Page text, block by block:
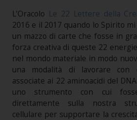
L’Oracolo Le 22 Lettere della
2016 e il 2017 quando lo Spirito
un mazzo di carte che fosse in
forza creativa di queste 22
nel mondo materiale in modo
una modalità di lavorare con
associate ai 22 aminoacidi del
uno strumento con cui
direttamente sulla nostra
cellulare per supportare la